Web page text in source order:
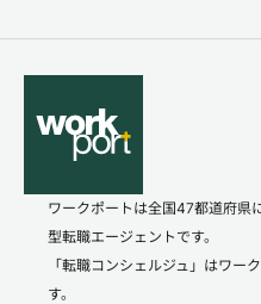
ワークポートは全国47都道府県
型転職エージェントです。
「転職コンシェルジュ」はワー
す。